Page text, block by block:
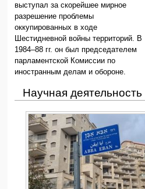
выступал за скорейшее мирное
разрешение проблемы
оккупированных в ходе
Шестидневной войны территорий. В
1984–88 гг. он был председателем
парламентской Комиссии по
иностранным делам и обороне.
Научная деятельность